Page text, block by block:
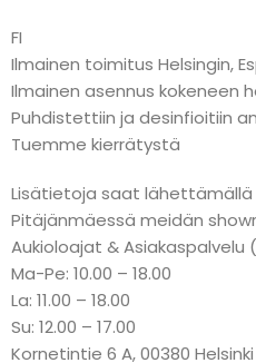
FI
Ilmainen toimitus Helsingin,
Ilmainen asennus kokeneen
Puhdistettiin ja desinfioitiin
Tuemme kierrätystä
Lisätietoja saat lähettämällä
Pitäjänmäessä meidän
Aukioloajat & Asiakaspalvelu
Ma-Pe: 10.00 – 18.00
La: 11.00 – 18.00
Su: 12.00 – 17.00
Kornetintie 6 A, 00380